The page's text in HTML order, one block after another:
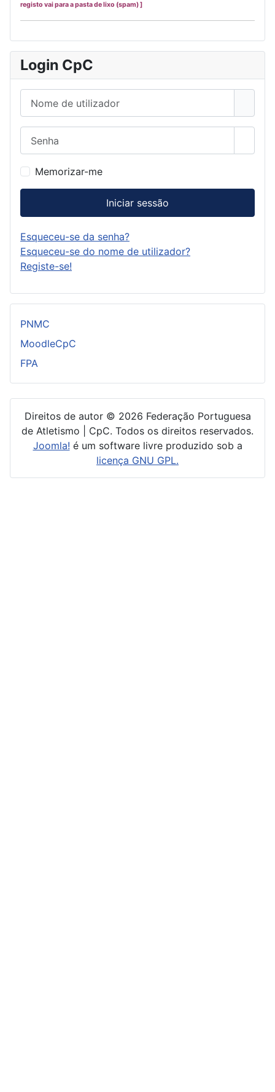
registo vai para a pasta de lixo (spam) ]
Login CpC
Memorizar-me
Iniciar sessão
Esqueceu-se da senha?
Esqueceu-se do nome de utilizador?
Registe-se!
PNMC
MoodleCpC
FPA
Direitos de autor © 2026 Federação Portuguesa
de Atletismo | CpC. Todos os direitos reservados.
Joomla! é um software livre produzido sob a
licença GNU GPL.